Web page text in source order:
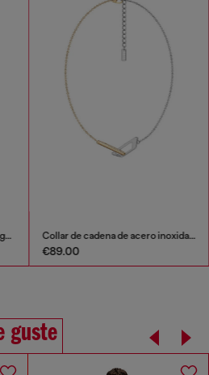
Top sin mangas de algodón con gráfico tonal Collar de cadena de acero inoxidable
€89.00
guste